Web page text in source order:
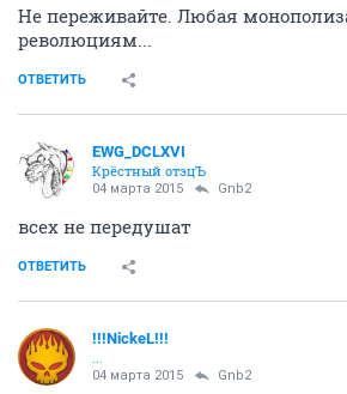
Не переживайте. Любая
революциям...
ОТВЕТИТЬ
EWG_DCLXVI
Крёстный отэцЪ
04 марта 2015 Gnb2
всех не передушат
ОТВЕТИТЬ
!!!NickeL!!!
04 марта 2015 Gnb2